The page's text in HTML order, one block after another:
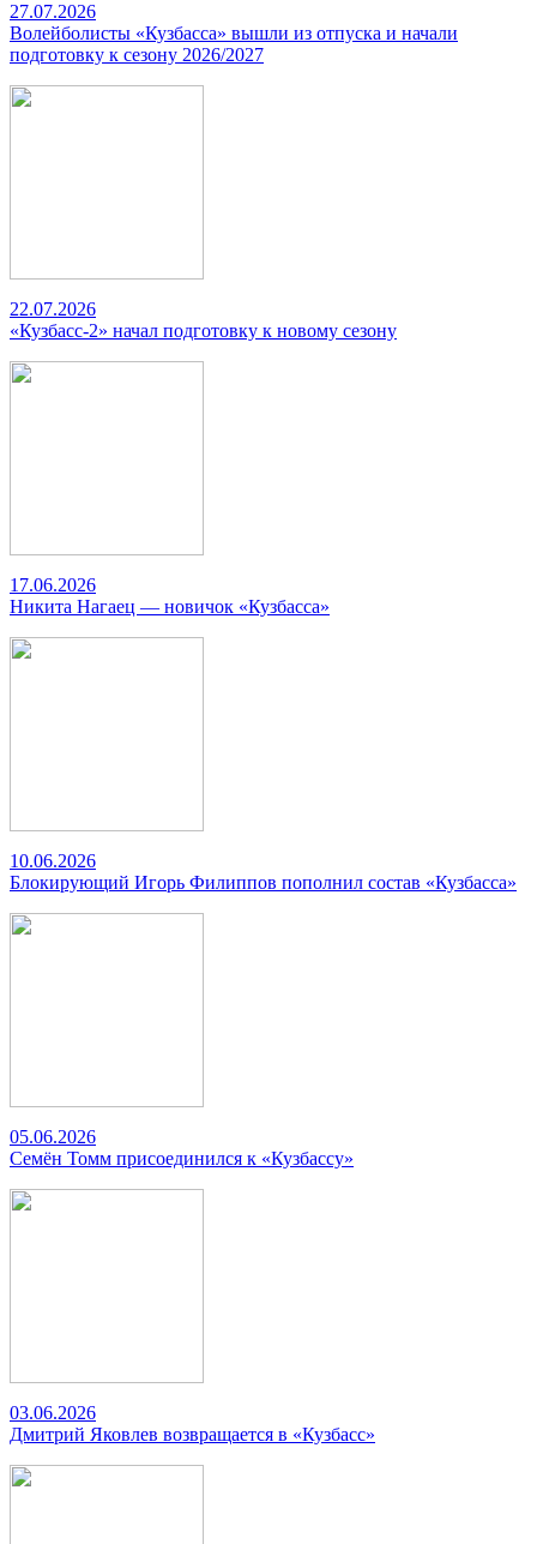
27.07.2026
Волейболисты «Кузбасса» вышли из отпуска и начали
подготовку к сезону 2026/2027
22.07.2026
«Кузбасс-2» начал подготовку к новому сезону
17.06.2026
Никита Нагаец — новичок «Кузбасса»
10.06.2026
Блокирующий Игорь Филиппов пополнил состав «Кузбасса»
05.06.2026
Семён Томм присоединился к «Кузбассу»
03.06.2026
Дмитрий Яковлев возвращается в «Кузбасс»